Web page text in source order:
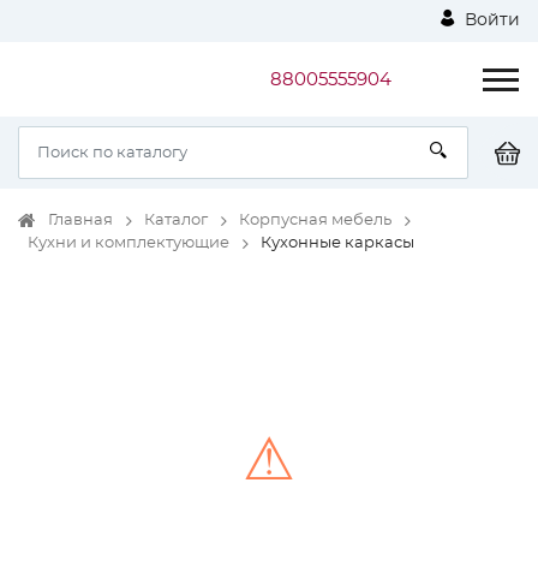
Войти
88005555904
Главная Каталог
Корпусная мебель
Кухни и комплектующие
Кухонные каркасы
⚠